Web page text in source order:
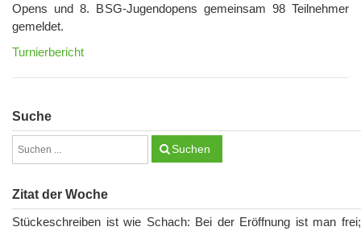
Opens und 8. BSG-Jugendopens gemeinsam 98 Teilnehmer
gemeldet.
Turnierbericht
Suche
Suchen
Zitat der Woche
Stückeschreiben ist wie Schach: Bei der Eröffnung ist man frei;